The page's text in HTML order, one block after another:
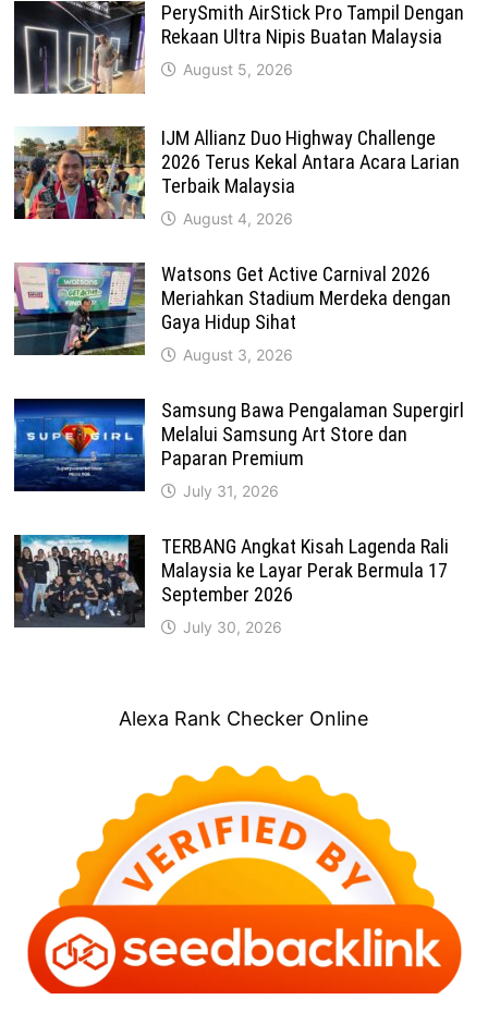
PerySmith AirStick Pro Tampil Dengan
Rekaan Ultra Nipis Buatan Malaysia
August 5, 2026
IJM Allianz Duo Highway Challenge
2026 Terus Kekal Antara Acara Larian
Terbaik Malaysia
August 4, 2026
Watsons Get Active Carnival 2026
Meriahkan Stadium Merdeka dengan
Gaya Hidup Sihat
August 3, 2026
Samsung Bawa Pengalaman Supergirl
Melalui Samsung Art Store dan
Paparan Premium
July 31, 2026
TERBANG Angkat Kisah Lagenda Rali
Malaysia ke Layar Perak Bermula 17
September 2026
July 30, 2026
Alexa Rank Checker Online